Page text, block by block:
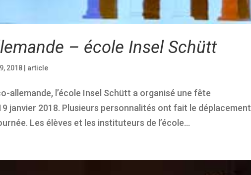
– école Insel Schütt
2018 article
allemande, l’école Insel Schütt a organisé une fête
janvier 2018. Plusieurs personnalités ont fait le déplacement
Les élèves et les instituteurs de l’école...